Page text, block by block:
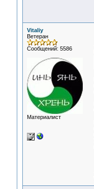
Vitaliy
Ветеран
Сообщений: 5586
Материалист